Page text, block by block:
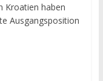
Kroatien haben
Ausgangsposition